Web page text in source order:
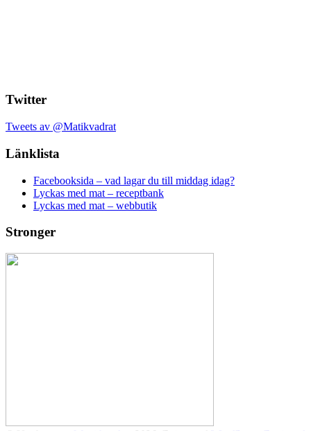
Twitter
Tweets av @Matikvadrat
Länklista
Facebooksida – vad lagar du till middag idag?
Lyckas med mat – receptbank
Lyckas med mat – webbutik
Stronger